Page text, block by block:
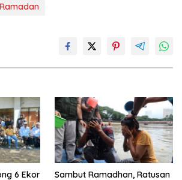
Ramadan
6 Ekor
Sambut Ramadhan, Ratusan